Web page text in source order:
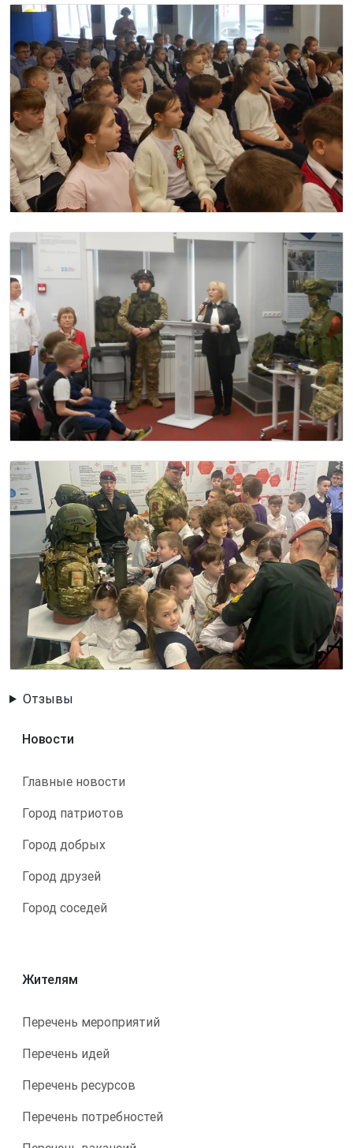
Image
Image
Image
Отзывы
Новости
Главные новости
Город патриотов
Город добрых
Город друзей
Город соседей
Жителям
Перечень мероприятий
Перечень идей
Перечень ресурсов
Перечень потребностей